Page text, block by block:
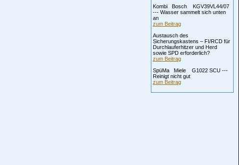
Kombi Bosch KGV39VL44/07
--- Wasser sammelt sich unten
an
zum Beitrag
Austausch des
Sicherungskastens – FI/RCD für
Durchlauferhitzer und Herd
sowie SPD erforderlich?
zum Beitrag
SpüMa Miele G1022 SCU ---
Reinigt nicht gut
zum Beitrag